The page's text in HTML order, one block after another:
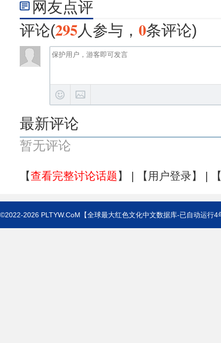
网友点评
评论(295人参与， 0条评论)
最新评论
暂无评论
【查看完整讨论话题】 | 【 用户登录】 |
©2022-2026 PLTYW.CoM 【全球最大红色文化中文数据库-已自动运行4